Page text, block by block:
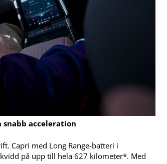
acceleration
Capri med Long Range-batteri i
på upp till hela 627 kilometer*. Med